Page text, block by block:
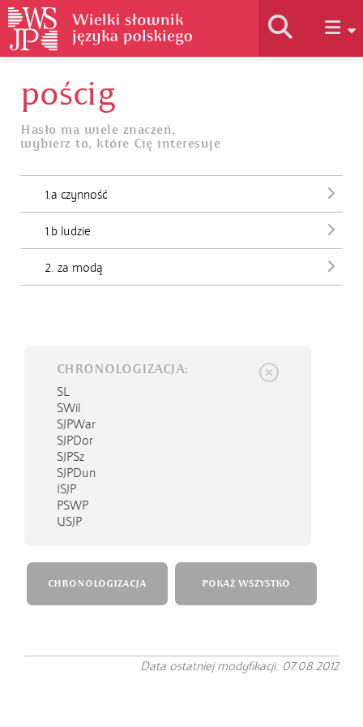
Jak korzystać
pościg
Hasło ma wiele znaczeń,
wybierz to, które Cię interesuje
1.a czynność
1.b ludzie
2. za modą
CHRONOLOGIZACJA:
SL
SWil
SJPWar
SJPDor
SJPSz
SJPDun
ISJP
PSWP
USJP
CHRONOLOGIZACJA POKAŻ WSZYSTKO
Data ostatniej modyfikacji: 07.08.2012